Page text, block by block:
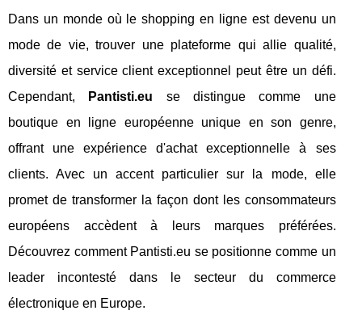
Dans un monde où le shopping en ligne est devenu un
mode de vie, trouver une plateforme qui allie qualité,
diversité et service client exceptionnel peut être un défi.
Cependant,
Pantisti.eu se distingue comme une
boutique en ligne européenne unique en son genre,
offrant une expérience d'achat exceptionnelle à ses
clients. Avec un accent particulier sur la mode, elle
promet de transformer la façon dont les consommateurs
européens accèdent à leurs marques préférées.
Découvrez comment Pantisti.eu se positionne comme un
leader incontesté dans le secteur du commerce
électronique en Europe.